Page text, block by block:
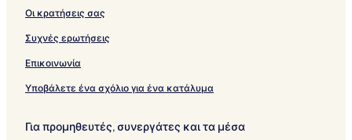
Οι κρατήσεις σας
Συχνές ερωτήσεις
Επικοινωνία
Υποβάλετε ένα σχόλιο για ένα κατάλυμα
Για προμηθευτές, συνεργάτες και τα μέσα